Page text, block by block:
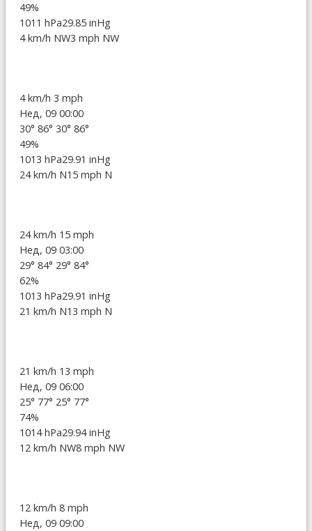
49%
1011 hPa29.85 inHg
4 km/h NW3 mph NW
4 km/h 3 mph
Нед, 09 00:00
30° 86° 30° 86°
49%
1013 hPa29.91 inHg
24 km/h N15 mph N
24 km/h 15 mph
Нед, 09 03:00
29° 84° 29° 84°
62%
1013 hPa29.91 inHg
21 km/h N13 mph N
21 km/h 13 mph
Нед, 09 06:00
25° 77° 25° 77°
74%
1014 hPa29.94 inHg
12 km/h NW8 mph NW
12 km/h 8 mph
Нед, 09 09:00